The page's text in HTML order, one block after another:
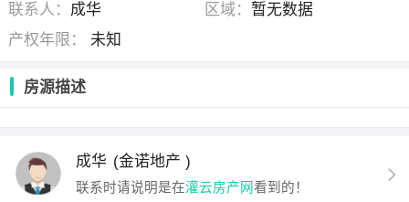
联系人： 成华 区域： 暂无数据
产权年限：
未知
房源描述
成华 (金诺地产 )
联系时请说明是在灌云房产网看到的！